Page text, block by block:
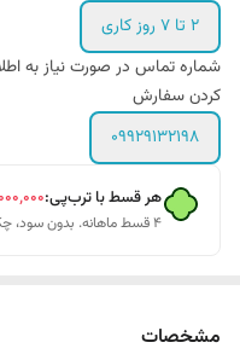
۲ تا ۷ روز کاری
شماره تماس در صورت نیاز به
کردن سفارش
۰۹۹۲۹۱۳۲۱۹۸
هر قسط با ترب‌پی:
۴ قسط ماهانه. بدون سود، چک و ضامن.
مشخصات